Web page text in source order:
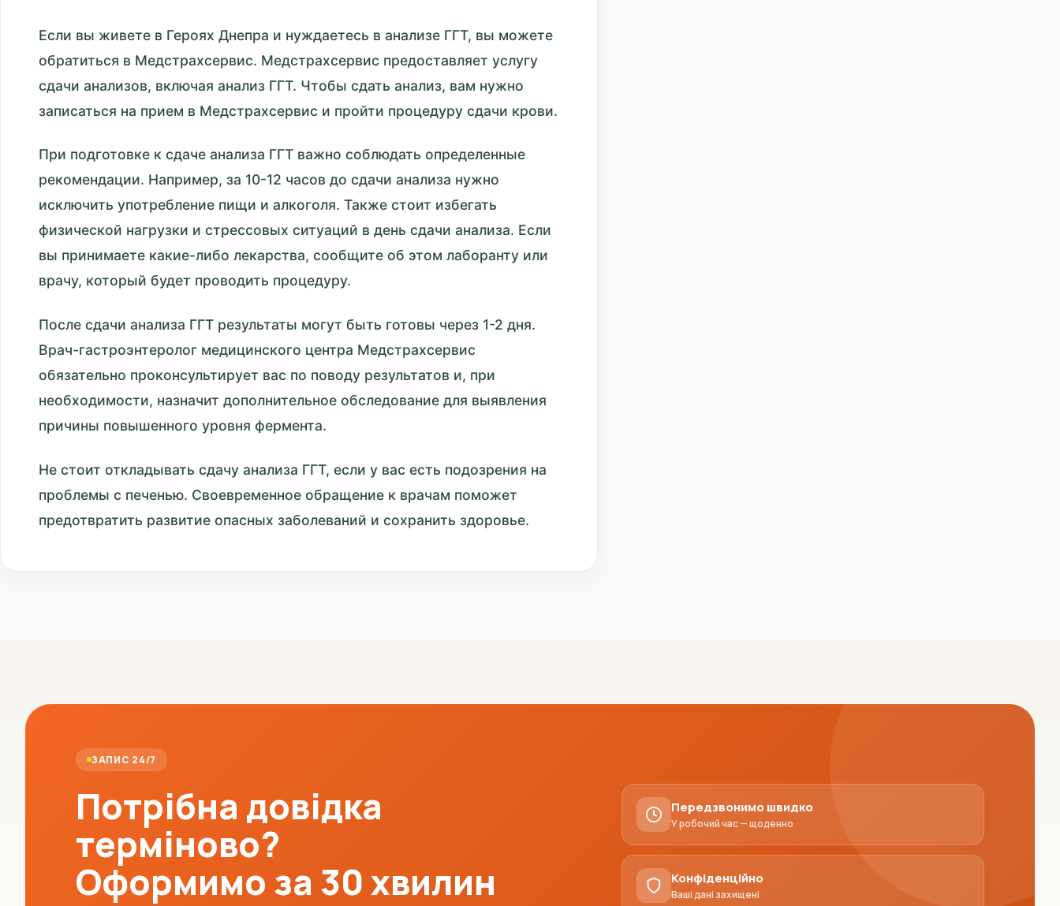
Если вы живете в Героях Днепра и нуждаетесь в анализе ГГТ, вы можете
обратиться в Медстрахсервис. Медстрахсервис предоставляет услугу
сдачи анализов, включая анализ ГГТ. Чтобы сдать анализ, вам нужно
записаться на прием в Медстрахсервис и пройти процедуру сдачи крови.
При подготовке к сдаче анализа ГГТ важно соблюдать определенные
рекомендации. Например, за 10-12 часов до сдачи анализа нужно
исключить употребление пищи и алкоголя. Также стоит избегать
физической нагрузки и стрессовых ситуаций в день сдачи анализа. Если
вы принимаете какие-либо лекарства, сообщите об этом лаборанту или
врачу, который будет проводить процедуру.
После сдачи анализа ГГТ результаты могут быть готовы через 1-2 дня.
Врач-гастроэнтеролог медицинского центра Медстрахсервис
обязательно проконсультирует вас по поводу результатов и, при
необходимости, назначит дополнительное обследование для выявления
причины повышенного уровня фермента.
Не стоит откладывать сдачу анализа ГГТ, если у вас есть подозрения на
проблемы с печенью. Своевременное обращение к врачам поможет
предотвратить развитие опасных заболеваний и сохранить здоровье.
ЗАПИС 24/7
Потрібна довідка
терміново?
Оформимо за 30 хвилин
Передзвонимо швидко
У робочий час — щоденно
Конфіденційно
Ваші дані захищені